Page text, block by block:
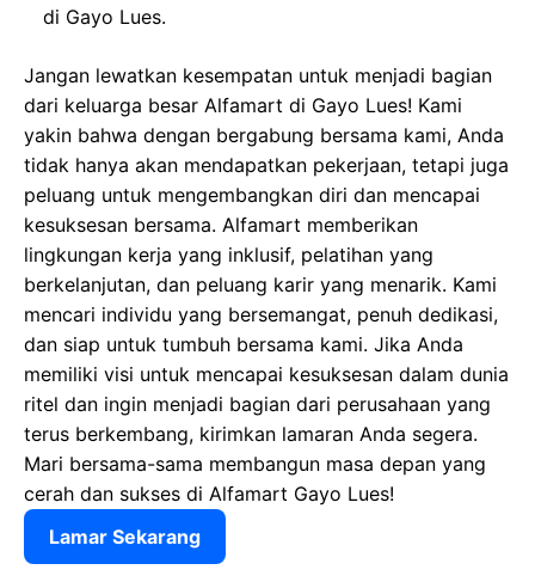
di Gayo Lues.
Jangan lewatkan kesempatan untuk menjadi bagian
dari keluarga besar Alfamart di Gayo Lues! Kami
yakin bahwa dengan bergabung bersama kami, Anda
tidak hanya akan mendapatkan pekerjaan, tetapi juga
peluang untuk mengembangkan diri dan mencapai
kesuksesan bersama. Alfamart memberikan
lingkungan kerja yang inklusif, pelatihan yang
berkelanjutan, dan peluang karir yang menarik. Kami
mencari individu yang bersemangat, penuh dedikasi,
dan siap untuk tumbuh bersama kami. Jika Anda
memiliki visi untuk mencapai kesuksesan dalam dunia
ritel dan ingin menjadi bagian dari perusahaan yang
terus berkembang, kirimkan lamaran Anda segera.
Mari bersama-sama membangun masa depan yang
cerah dan sukses di Alfamart Gayo Lues!
Lamar Sekarang